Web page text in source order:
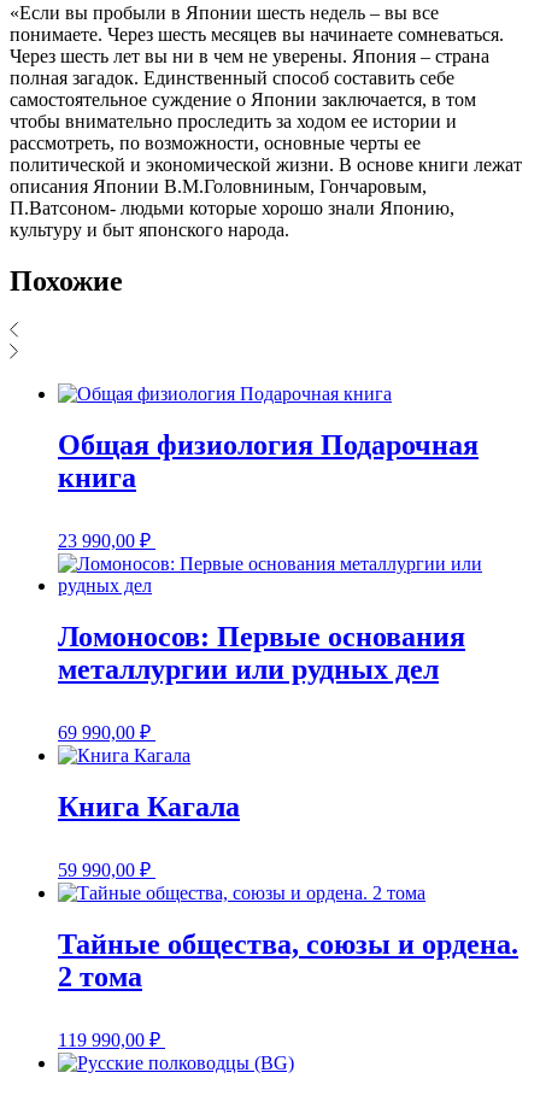
«Если вы пробыли в Японии шесть недель – вы все
понимаете. Через шесть месяцев вы начинаете сомневаться.
Через шесть лет вы ни в чем не уверены. Япония – страна
полная загадок. Единственный способ составить себе
самостоятельное суждение о Японии заключается, в том
чтобы внимательно проследить за ходом ее истории и
рассмотреть, по возможности, основные черты ее
политической и экономической жизни. В основе книги лежат
описания Японии В.М.Головниным, Гончаровым,
П.Ватсоном- людьми которые хорошо знали Японию,
культуру и быт японского народа.
Похожие
Общая физиология Подарочная
книга
23 990,00 ₽
Ломоносов: Первые основания
металлургии или рудных дел
69 990,00 ₽
Книга Кагала
59 990,00 ₽
Тайные общества, союзы и ордена.
2 тома
119 990,00 ₽